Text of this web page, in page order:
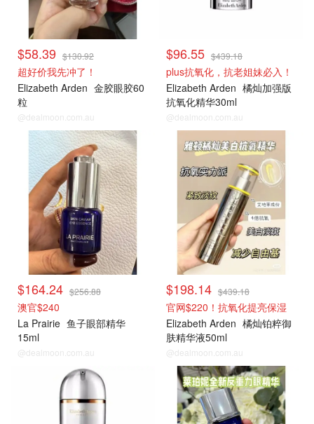
$58.39 $130.92
超好价我先冲了！
Elizabeth Arden 金胶眼胶60
粒
@dealmoon.com.au
$96.55 $439.18
plus抗氧化，抗老姐妹必入！
Elizabeth Arden 橘灿加强版
抗氧化精华30ml
@dealmoon.com.au
$164.24 $256.88
澳官$240
La Prairie 鱼子眼部精华
15ml
@dealmoon.com.au
$198.14 $439.18
官网$220！抗氧化提亮保湿
Elizabeth Arden 橘灿铂粹御
肤精华液50ml
@dealmoon.com.au